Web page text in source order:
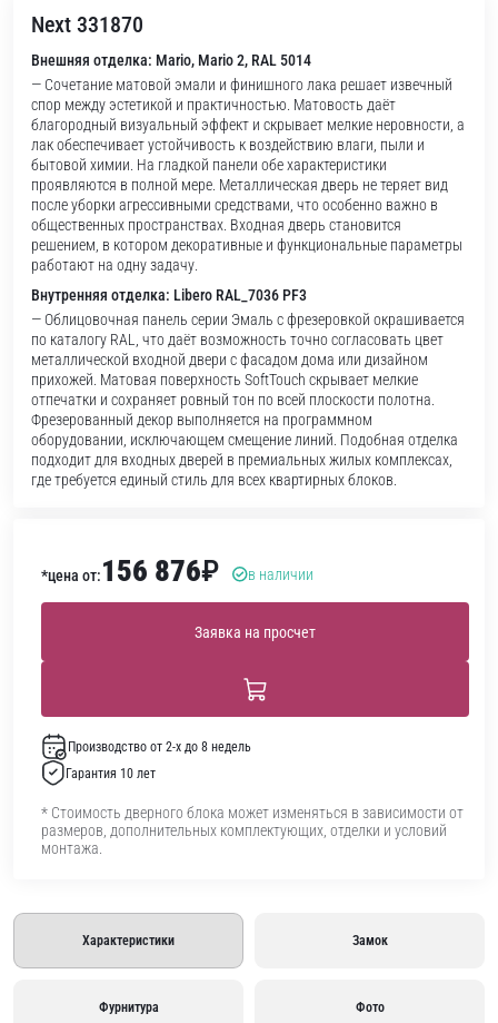
Next 331870
Внешняя отделка: Mario, Mario 2, RAL 5014
— Сочетание матовой эмали и финишного лака решает извечный
спор между эстетикой и практичностью. Матовость даёт
благородный визуальный эффект и скрывает мелкие неровности, а
лак обеспечивает устойчивость к воздействию влаги, пыли и
бытовой химии. На гладкой панели обе характеристики
проявляются в полной мере. Металлическая дверь не теряет вид
после уборки агрессивными средствами, что особенно важно в
общественных пространствах. Входная дверь становится
решением, в котором декоративные и функциональные параметры
работают на одну задачу.
Внутренняя отделка: Libero RAL_7036 PF3
— Облицовочная панель серии Эмаль с фрезеровкой окрашивается
по каталогу RAL, что даёт возможность точно согласовать цвет
металлической входной двери с фасадом дома или дизайном
прихожей. Матовая поверхность SoftTouch скрывает мелкие
отпечатки и сохраняет ровный тон по всей плоскости полотна.
Фрезерованный декор выполняется на программном
оборудовании, исключающем смещение линий. Подобная отделка
подходит для входных дверей в премиальных жилых комплексах,
где требуется единый стиль для всех квартирных блоков.
*цена от:156 876₽ в наличии
Заявка на просчет
Производство от 2-х до 8 недель
Гарантия 10 лет
* Стоимость дверного блока может изменяться в зависимости от
размеров, дополнительных комплектующих, отделки и условий
монтажа.
Характеристики Замок
Фурнитура Фото